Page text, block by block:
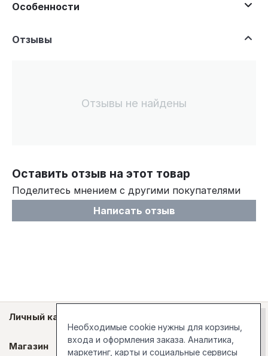
Особенности
Отзывы
Отзывы не найдены
Оставить отзыв на этот товар
Поделитесь мнением с другими покупателями
Написать отзыв
Личный кабинет
Магазин
Необходимые cookie нужны для корзины,
входа и оформления заказа. Аналитика,
маркетинг, карты и социальные сервисы